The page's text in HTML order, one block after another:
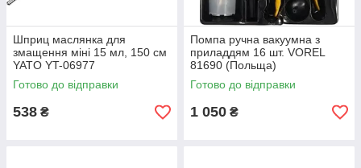
Шприц маслянка для
змащення міні 15 мл, 150 см
YATO YT-06977
Готово до відправки
538 ₴
Помпа ручна вакуумна з
приладдям 16 шт. VOREL
81690 (Польща)
Готово до відправки
1 050 ₴